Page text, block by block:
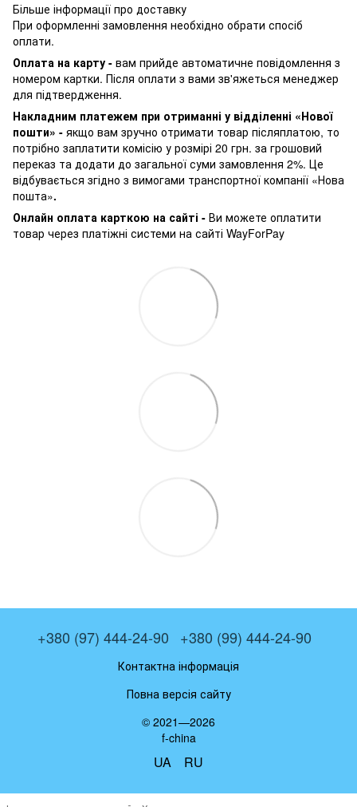
Більше інформації про доставку
При оформленні замовлення необхідно обрати спосіб
оплати.
Оплата на карту - вам прийде автоматичне повідомлення з
номером картки. Після оплати з вами зв'яжеться менеджер
для підтвердження.
Накладним платежем при отриманні у відділенні «Нової
пошти» - якщо вам зручно отримати товар післяплатою, то
потрібно заплатити комісію у розмірі 20 грн. за грошовий
переказ та додати до загальної суми замовлення 2%. Це
відбувається згідно з вимогами транспортної компанії «Нова
пошта».
Онлайн оплата карткою на сайті - Ви можете оплатити
товар через платіжні системи на сайті WayForPay
+380 (97) 444-24-90 +380 (99) 444-24-90
Контактна інформація
Повна версія сайту
© 2021—2026
f-china
UA RU